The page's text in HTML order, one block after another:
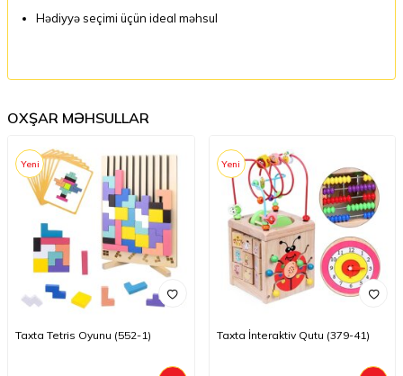
Hədiyyə seçimi üçün ideal məhsul
OXŞAR MƏHSULLAR
Yeni
Taxta Tetris Oyunu (552-1)
Yeni
Taxta İnteraktiv Qutu (379-41)